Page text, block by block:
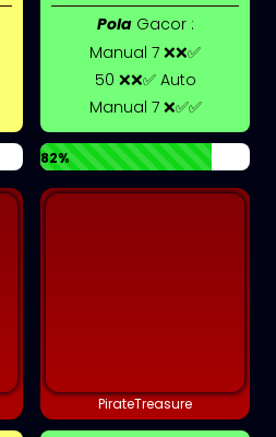
PolaGacor :
Manual 7 ❌❌✅
50 ❌❌✅ Auto
Manual 7 ❌✅✅
82%
PirateTreasure